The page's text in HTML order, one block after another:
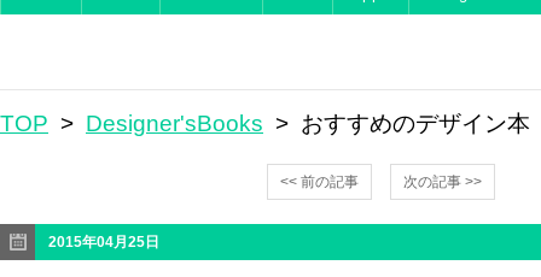
TOP > Designer'sBooks > おすすめのデザイン本
<< 前の記事 次の記事 >>
2015年04月25日